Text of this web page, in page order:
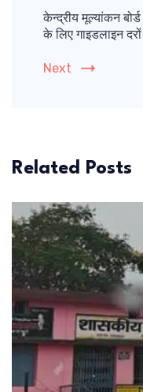
केन्द्रीय मूल्यांकन बोर्ड
के लिए गाइडलाइन
Next
Related Posts